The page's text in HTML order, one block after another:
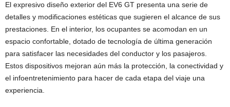
El expresivo diseño exterior del EV6 GT presenta una serie de
detalles y modificaciones estéticas que sugieren el alcance de sus
prestaciones. En el interior, los ocupantes se acomodan en un
espacio confortable, dotado de tecnología de última generación
para satisfacer las necesidades del conductor y los pasajeros.
Estos dispositivos mejoran aún más la protección, la conectividad y
el infoentretenimiento para hacer de cada etapa del viaje una
experiencia.